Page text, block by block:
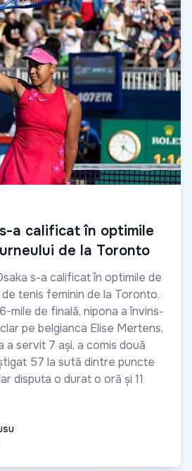
a calificat în optimile
de la Toronto
s-a calificat în optimile de
tenis feminin de la Toronto.
mile de finală, nipona a învins-
pe belgianca Elise Mertens,
a servit 7 ași, a comis două
57 la sută dintre puncte
disputa o durat o oră și 11